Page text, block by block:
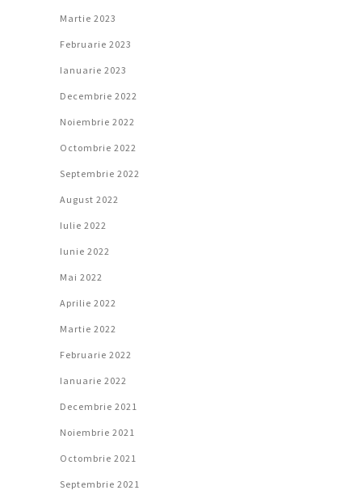
Martie 2023
Februarie 2023
Ianuarie 2023
Decembrie 2022
Noiembrie 2022
Octombrie 2022
Septembrie 2022
August 2022
Iulie 2022
Iunie 2022
Mai 2022
Aprilie 2022
Martie 2022
Februarie 2022
Ianuarie 2022
Decembrie 2021
Noiembrie 2021
Octombrie 2021
Septembrie 2021